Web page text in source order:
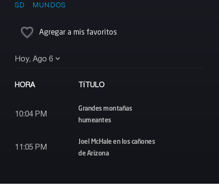
SD MUNDOS
Agregar a mis favoritos
Hoy, Ago 6
HORA TÍTULO
10:04 PM
Grandes montañas
humeantes
11:05 PM
Joel McHale en los cañones
de Arizona